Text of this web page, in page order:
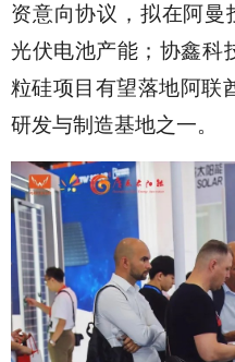
资意向协议，拟在阿曼
光伏电池产能；协鑫科
粒硅项目有望落地阿联
研发与制造基地之一。